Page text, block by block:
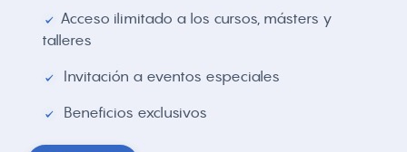
Acceso ilimitado a los cursos, másters y
talleres
Invitación a eventos especiales
Beneficios exclusivos